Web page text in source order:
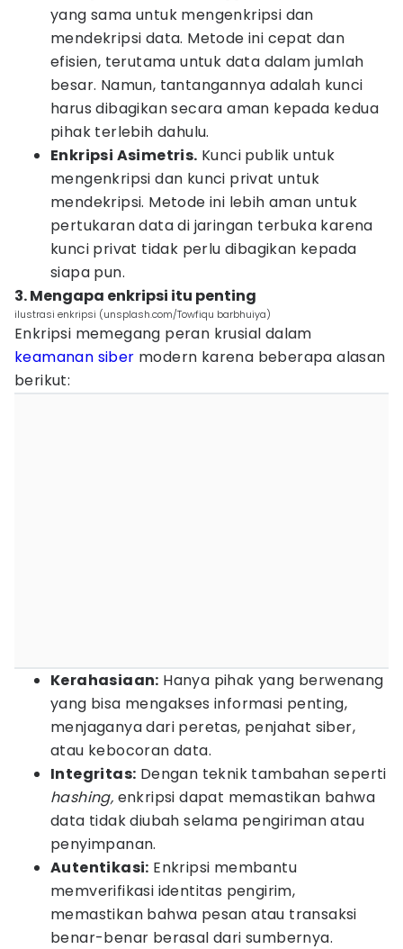
yang sama untuk mengenkripsi dan
mendekripsi data. Metode ini cepat dan
efisien, terutama untuk data dalam jumlah
besar. Namun, tantangannya adalah kunci
harus dibagikan secara aman kepada kedua
pihak terlebih dahulu.
Enkripsi Asimetris. Kunci publik untuk
mengenkripsi dan kunci privat untuk
mendekripsi. Metode ini lebih aman untuk
pertukaran data di jaringan terbuka karena
kunci privat tidak perlu dibagikan kepada
siapa pun.
3. Mengapa enkripsi itu penting
ilustrasi enkripsi (unsplash.com/Towfiqu barbhuiya)
Enkripsi memegang peran krusial dalam
keamanan siber modern karena beberapa alasan
berikut:
Kerahasiaan: Hanya pihak yang berwenang
yang bisa mengakses informasi penting,
menjaganya dari peretas, penjahat siber,
atau kebocoran data.
Integritas: Dengan teknik tambahan seperti
hashing, enkripsi dapat memastikan bahwa
data tidak diubah selama pengiriman atau
penyimpanan.
Autentikasi: Enkripsi membantu
memverifikasi identitas pengirim,
memastikan bahwa pesan atau transaksi
benar-benar berasal dari sumbernya.